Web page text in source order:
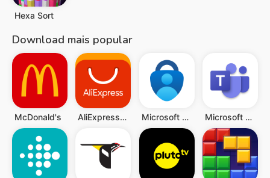
Hexa Sort
Download mais popular
McDonald's AliExpress: Compras online Microsoft Authenticator Microsoft Teams